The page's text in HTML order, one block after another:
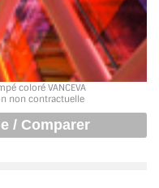
coloré VANCEVA
non contractuelle